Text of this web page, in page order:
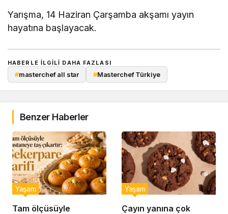
Yarışma, 14 Haziran Çarşamba akşamı yayın
hayatına başlayacak.
HABERLE ILGILI DAHA FAZLASI
#masterchef all star #Masterchef Türkiye
Benzer Haberler
Tam ölçüsüyle
Yaşam
Çayın yanına çok
Yaşam